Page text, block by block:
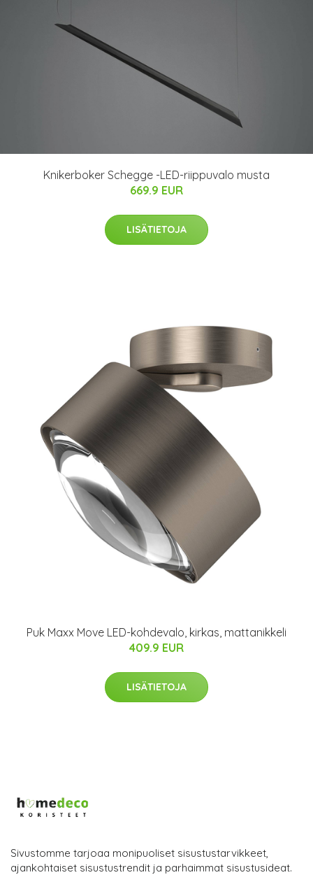
Knikerboker Schegge -LED-riippuvalo musta
669.9 EUR
LISÄTIETOJA
Puk Maxx Move LED-kohdevalo, kirkas, mattanikkeli
409.9 EUR
LISÄTIETOJA
Sivustomme tarjoaa monipuoliset sisustustarvikkeet,
ajankohtaiset sisustustrendit ja parhaimmat sisustusideat.